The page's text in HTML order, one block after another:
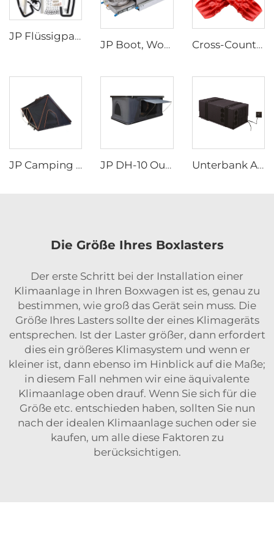
JP Flüssigparkheizung 5KW 12V Autoheizung Benzin Flüssigwärmeerzeuger Heizung
JP Boot, Wohnwagen, Campervan, Motorhome, RV Edelstahl-Ausziehgasofen Brenner mit integrierter Spüle und Wasserhahn Cross-Country Escape Board Schleppungswerkzeug Kit Schleppungsplatten Reifengriffmatten für Auto Jeep Geländewagen
JP Camping Dreieck Auto Dachzelt Hartes Muschelgehäuse Schwarz Grau Aluminium 4 Personen Hartes Dachzelt JP DH-10 Outdoor Camping Faltbares Zelt Hartes Gehäuse Dachzelt Suv Geländewagen Fahrzeuge Auto Dachzelt Unterbank Auto-Klimagerät Untermontage RV Elektrisches Klimagerät für Wohnwagen LKW 9000Btu 220V-240V
Die Größe Ihres Boxlasters
Der erste Schritt bei der Installation einer
Klimaanlage in Ihren Boxwagen ist es, genau zu
bestimmen, wie groß das Gerät sein muss. Die
Größe Ihres Lasters sollte der eines Klimageräts
entsprechen. Ist der Laster größer, dann erfordert
dies ein größeres Klimasystem und wenn er
kleiner ist, dann ebenso im Hinblick auf die Maße;
in diesem Fall nehmen wir eine äquivalente
Klimaanlage oben drauf. Wenn Sie sich für die
Größe etc. entschieden haben, sollten Sie nun
nach der idealen Klimaanlage suchen oder sie
kaufen, um alle diese Faktoren zu
berücksichtigen.